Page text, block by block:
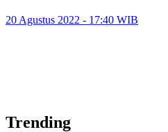
20 Agustus 2022 - 17:40 WIB
Trending